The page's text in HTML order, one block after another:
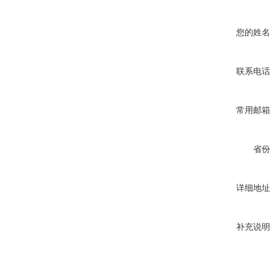
您的姓名
联系电话
常用邮箱
省份
详细地址
补充说明